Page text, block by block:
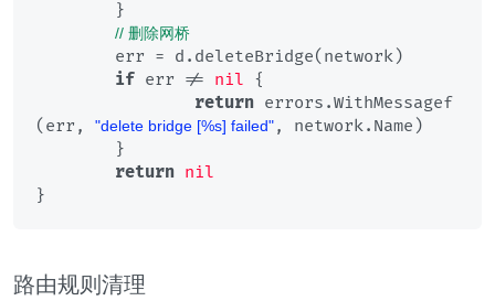
// 删除网桥
if err != nil {
return errors.WithMessagef
(err, "delete bridge [%s] failed", network.Name)
return nil
路由规则清理